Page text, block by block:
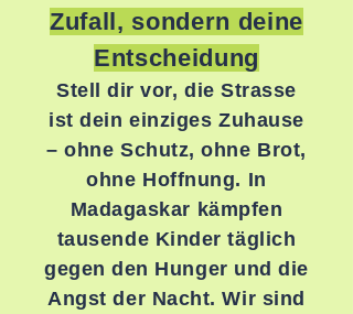
Zufall, sondern deine
Entscheidung
Stell dir vor, die Strasse
ist dein einziges Zuhause
– ohne Schutz, ohne Brot,
ohne Hoffnung. In
Madagaskar kämpfen
tausende Kinder täglich
gegen den Hunger und die
Angst der Nacht. Wir sind